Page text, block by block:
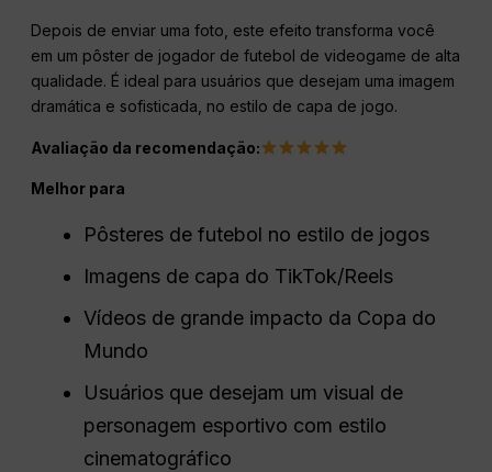
Depois de enviar uma foto, este efeito transforma você
em um pôster de jogador de futebol de videogame de alta
qualidade. É ideal para usuários que desejam uma imagem
dramática e sofisticada, no estilo de capa de jogo.
Avaliação da recomendação:
Melhor para
Pôsteres de futebol no estilo de jogos
Imagens de capa do TikTok/Reels
Vídeos de grande impacto da Copa do
Mundo
Usuários que desejam um visual de
personagem esportivo com estilo
cinematográfico